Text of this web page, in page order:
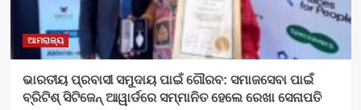
ଆମରାଜ୍ୟ
ଭାରତୀୟ ପ୍ରବାସୀ ସମୁଦାୟ ପାଇଁ ଗୌରବ: ସମାଜସେବା ପାଇଁ
ବ୍ରିଟିଶ୍ ସିଟିଜେନ୍ ଆୱାର୍ଡରେ ସମ୍ମାନିତ ହେଲେ ରେଖା ସେନାପତି